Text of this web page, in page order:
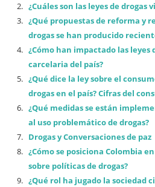
¿Cuáles son las leyes de drogas
¿Qué propuestas de reforma y
drogas se han producido
¿Cómo han impactado las leyes
carcelaria del país?
¿Qué dice la ley sobre el
drogas en el país? Cifras del
¿Qué medidas se están
al uso problemático de drogas?
Drogas y Conversaciones de paz
¿Cómo se posiciona Colombia
sobre políticas de drogas?
¿Qué rol ha jugado la sociedad